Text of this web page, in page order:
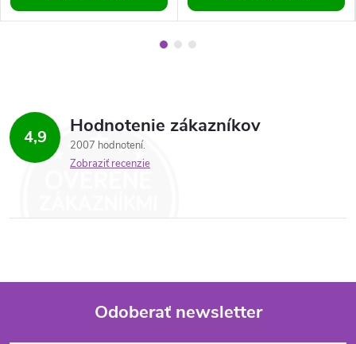
4,9 Hodnotenie zákazníkov
2007 hodnotení
Zobraziť recenzie
Odoberať newsletter